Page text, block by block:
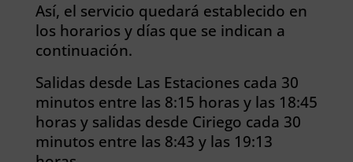
Así, el servicio quedará establecido en
los horarios y días que se indican a
continuación.
Salidas desde Las Estaciones cada 30
minutos entre las 8:15 horas y las 18:45
horas y salidas desde Ciriego cada 30
minutos entre las 8:43 y las 19:13